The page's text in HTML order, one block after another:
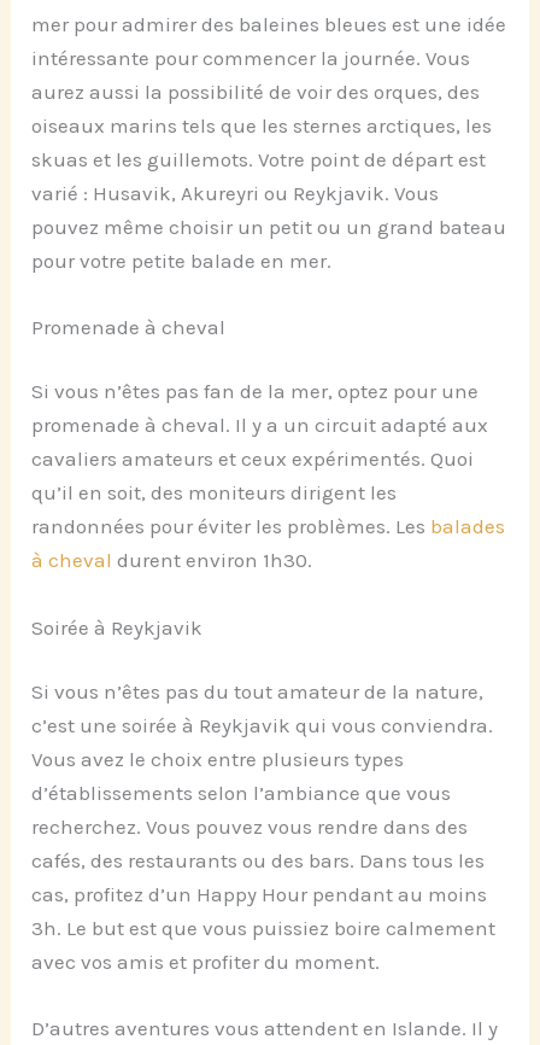
mer pour admirer des baleines bleues est une idée
intéressante pour commencer la journée. Vous
aurez aussi la possibilité de voir des orques, des
oiseaux marins tels que les sternes arctiques, les
skuas et les guillemots. Votre point de départ est
varié : Husavik, Akureyri ou Reykjavik. Vous
pouvez même choisir un petit ou un grand bateau
pour votre petite balade en mer.
Promenade à cheval
Si vous n’êtes pas fan de la mer, optez pour une
promenade à cheval. Il y a un circuit adapté aux
cavaliers amateurs et ceux expérimentés. Quoi
qu’il en soit, des moniteurs dirigent les
randonnées pour éviter les problèmes. Les balades
à cheval durent environ 1h30.
Soirée à Reykjavik
Si vous n’êtes pas du tout amateur de la nature,
c’est une soirée à Reykjavik qui vous conviendra.
Vous avez le choix entre plusieurs types
d’établissements selon l’ambiance que vous
recherchez. Vous pouvez vous rendre dans des
cafés, des restaurants ou des bars. Dans tous les
cas, profitez d’un Happy Hour pendant au moins
3h. Le but est que vous puissiez boire calmement
avec vos amis et profiter du moment.
D’autres aventures vous attendent en Islande. Il y